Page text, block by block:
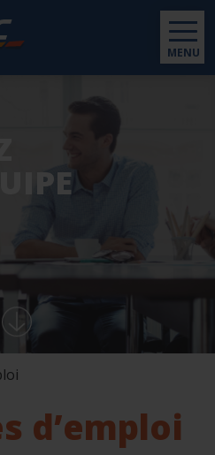
MENU
d’emploi